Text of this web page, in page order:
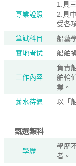
專業證照
1.具
2.具
受各
筆試科目
船藝
實地考試
船舶
工作內容
負責
舶輪
業。
薪水待遇
以「
甄選類科
學歷
學歷
者。